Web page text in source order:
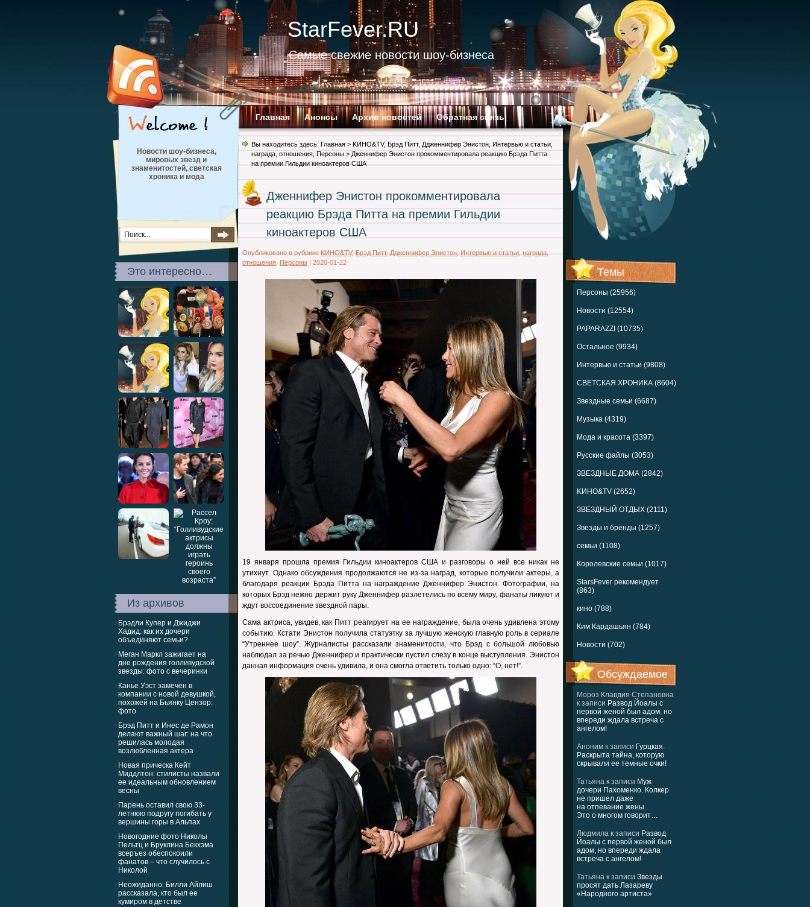
StarFever.RU
Самые свежие новости шоу-бизнеса
Главная Анонсы Архив новостей Обратная связь
Темы
Персоны (25956)
Новости (12554)
PAPARAZZI (10735)
Остальное (9934)
Интервью и статьи (9808)
СВЕТСКАЯ ХРОНИКА (8604)
Звездные семьи (6687)
Музыка (4319)
Мода и красота (3397)
Русские файлы (3053)
ЗВЕЗДНЫЕ ДОМА (2842)
KИНО&TV (2652)
ЗВЕЗДНЫЙ ОТДЫХ (2111)
Звезды и бренды (1257)
семьи (1108)
Королевские семьи (1017)
StarsFever рекомендует
(863)
кино (788)
Ким Кардашьян (784)
Новости (702)
Обсуждаемое
Мороз Клавдия Степановна
к записи Развод Йоалы с
первой женой был адом, но
впереди ждала встреча с
ангелом!
Аноним к записи Гурцкая.
Раскрыта тайна, которую
скрывали ее темные очки!
Татьяна к записи Муж
дочери Пахоменко. Колкер
не пришел даже
на отпевание жены.
Это о многом говорит…
Людмила к записи Развод
Йоалы с первой женой был
адом, но впереди ждала
встреча с ангелом!
Татьяна к записи Звезды
просят дать Лазареву
«Народного артиста»
Новости шоу-бизнеса,
мировых звезд и
знаменитостей, светская
хроника и мода
Это интересно…
Из архивов
Брэдли Купер и Джиджи
Хадид: как их дочери
объединяют семьи?
Меган Маркл зажигает на
дне рождения голливудской
звезды: фото с вечеринки
Канье Уэст замечен в
компании с новой девушкой,
похожей на Бьянку Цензор:
фото
Брэд Питт и Инес де Рамон
делают важный шаг: на что
решилась молодая
возлюбленная актера
Новая прическа Кейт
Миддлтон: стилисты назвали
ее идеальным обновлением
весны
Парень оставил свою 33-
летнюю подругу погибать у
вершины горы в Альпах
Новогодние фото Николы
Пельтц и Бруклина Бекхэма
всеръез обеспокоили
фанатов – что случилось с
Николой
Неожиданно: Билли Айлиш
рассказала, кто был ее
кумиром в детстве
Вы находитесь здесь: Главная > KИНО&TV, Брэд Питт, Ддженнифер Энистон Интервью и статьи
награда отношения Персоны > Дженнифер Энистон прокомментировала реакцию Брэда Питта
на премии Гильдии киноактеров США
Дженнифер Энистон прокомментировала
реакцию Брэда Питта на премии Гильдии
киноактеров США
Опубликовано в рубрикеKИНО&TV,Брэд Питт,Ддженнифер Энистон,Интервью и статьи,награда,
отношения Персоны | 2020-01-22
19 января прошла премия Гильдии киноактеров США и разговоры о ней все никак не
утихнут. Однако обсуждения продолжаются не из-за наград, которые получили актеры, а
благодаря реакции Брэда Питта на награждение Дженнифер Энистон. Фотографии, на
которых Брэд нежно держит руку Дженнифер разлетелись по всему миру, фанаты ликуют и
ждут воссоединение звездной пары.
Сама актриса, увидев, как Питт реагирует на ее награждение, была очень удивлена этому
событию. Кстати Энистон получила статуэтку за лучшую женскую главную роль в сериале
“Утреннее шоу”. Журналисты рассказали знаменитости, что Брэд с большой любовью
наблюдал за речью Дженнифер и практически пустил слезу в конце выступления. Энистон
данная информация очень удивила, и она смогла ответить только одно: “О, нет!”.